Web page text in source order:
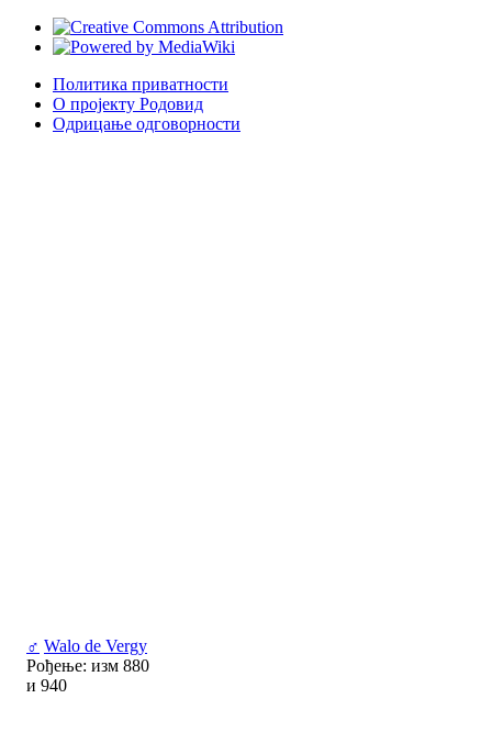
♂ Walo de Vergy
Рођење: изм 880
и 940
Политика приватности
О пројекту Родовид
Одрицање одговорности